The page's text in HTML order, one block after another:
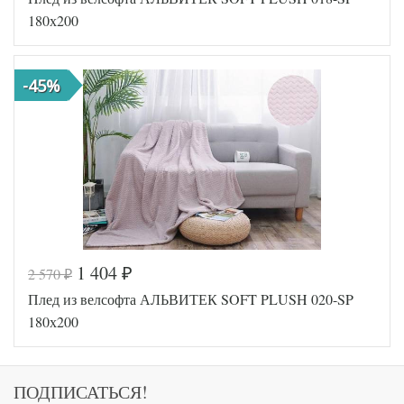
Артикул
покрывала
Ткань
Велсофт
Производитель АльВиТек
(Россия)
Код товара
518-451
Артикул
AL200092
покрывала
Ткань
Велсофт
Производитель АльВиТек
(Россия)
180х200
-45%
2 570₽ 1 404 ₽
Плед из велсофта АЛЬВИТЕК SOFT PLUSH 020-SP
180х200
ПОДПИСАТЬСЯ!